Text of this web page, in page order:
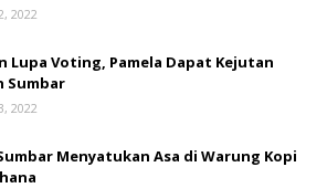
2022
Lupa Voting, Pamela Dapat Kejutan
Sumbar
2022
Menyatukan Asa di Warung Kopi